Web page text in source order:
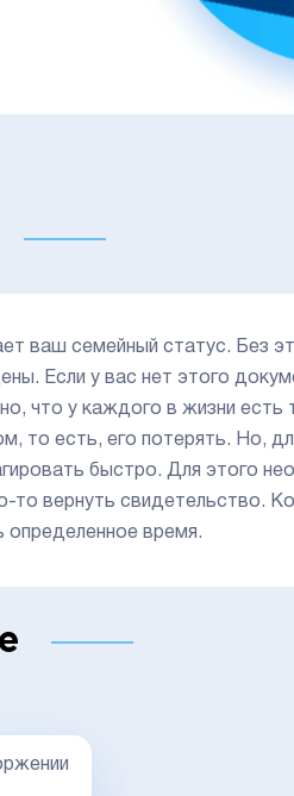
ваш семейный статус. Без
Если у вас нет этого
что у каждого в жизни есть
то есть, его потерять. Но,
быстро. Для этого
вернуть свидетельство.
время.